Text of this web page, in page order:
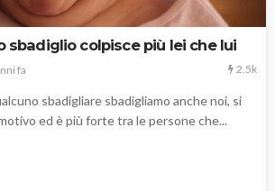
sbadiglio colpisce più lei che lui
fa 2.5k
sbadigliare sbadigliamo anche noi, si
ed è più forte tra le persone che...